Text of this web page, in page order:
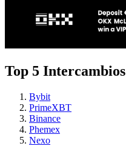
Top 5 Intercambios
Bybit
PrimeXBT
Binance
Phemex
Nexo